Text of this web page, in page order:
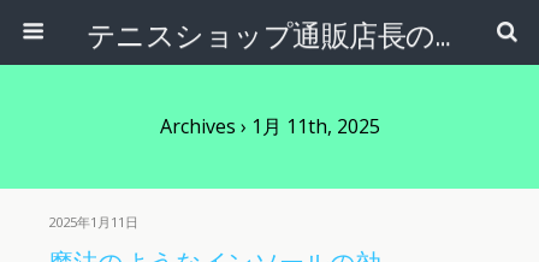
テニスショップ通販店長のブログ＠テニスショップLAFINO 西山克久
Archives › 1月 11th, 2025
2025年1月11日